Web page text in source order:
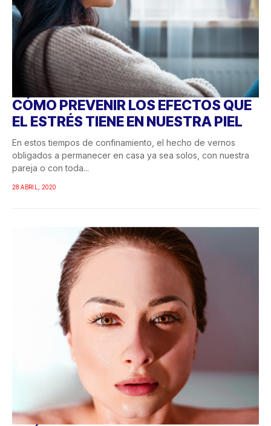
CÓMO PREVENIR LOS EFECTOS QUE
EL ESTRÉS TIENE EN NUESTRA PIEL
En estos tiempos de confinamiento, el hecho de vernos
obligados a permanecer en casa ya sea solos, con nuestra
pareja o con toda...
28 ABRIL, 2020